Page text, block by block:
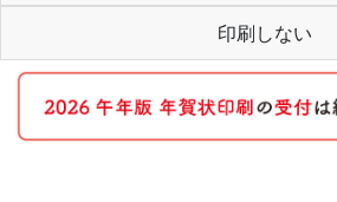
印刷しない